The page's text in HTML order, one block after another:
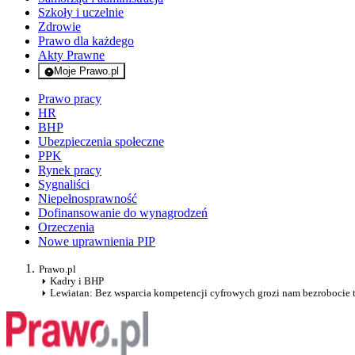
Szkoły i uczelnie
Zdrowie
Prawo dla każdego
Akty Prawne
Moje Prawo.pl
- rejestracja i logowanie do serwisu
Prawo pracy
HR
BHP
Ubezpieczenia społeczne
PPK
Rynek pracy
Sygnaliści
Niepełnosprawność
Dofinansowanie do wynagrodzeń
Orzeczenia
Nowe uprawnienia PIP
Prawo.pl
Kadry i BHP
Lewiatan: Bez wsparcia kompetencji cyfrowych grozi nam bezrobocie